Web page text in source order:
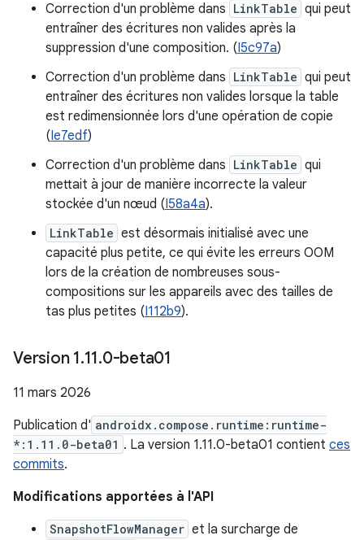
Correction d'un problème dans LinkTable qui peut
entraîner des écritures non valides après la
suppression d'une composition. (I5c97a)
Correction d'un problème dans LinkTable qui peut
entraîner des écritures non valides lorsque la table
est redimensionnée lors d'une opération de copie
(Ie7edf)
Correction d'un problème dans LinkTable qui
mettait à jour de manière incorrecte la valeur
stockée d'un nœud (I58a4a).
LinkTable est désormais initialisé avec une
capacité plus petite, ce qui évite les erreurs OOM
lors de la création de nombreuses sous-
compositions sur les appareils avec des tailles de
tas plus petites (I112b9).
Version 1.11.0-beta01
11 mars 2026
Publication d' androidx.compose.runtime:runtime-
*:1.11.0-beta01 . La version 1.11.0-beta01 contient ces
commits.
Modifications apportées à l'API
SnapshotFlowManager et la surcharge de